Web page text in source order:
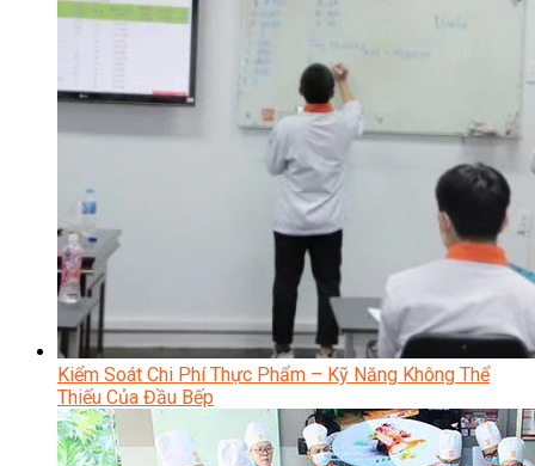
Kiểm Soát Chi Phí Thực Phẩm – Kỹ Năng Không Thể
Thiếu Của Đầu Bếp